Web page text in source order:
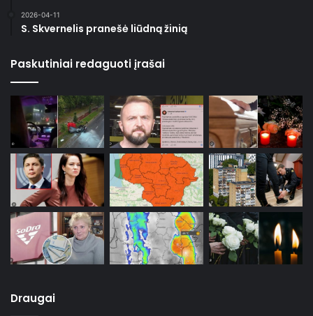
2026-04-11
S. Skvernelis pranešė liūdną žinią
Paskutiniai redaguoti įrašai
Draugai